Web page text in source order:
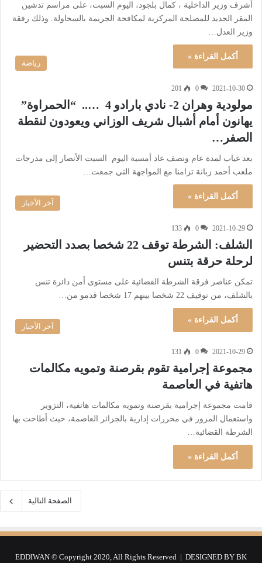
أشرف وزير الداخلية ، كمال بلجود، اليوم السبت، على مراسم تدشين
المقر الجديد للمصلحة المركزية لمكافحة الجريمة بالسحاولة. وذلك رفقة
وزير العدل…
أكمل القراءة »
رياضة
2021-10-30
0
201
مولودية وهران 2- نادي بارادو 4 ….. “الحمراوة”
يهانون أمام أشبال شريف الوزاني ويعودون لنقطة
الصفر…
بعد غياب لمدة عام ونصف عاد أمسية اليوم السبت الأنصار إلى مدرجات
ملعب أحمد زبانة تزامنا مع المواجهة التي جمعت…
أكمل القراءة »
آخر الأخبار
2021-10-29
0
133
الشلف: الشرطة توقف 22 شخصا بصدد التحضير
لرحلة حرقة بتنس
تمكن عناصر فرقة الشرطة القضائية على مستوى أمن دائرة تنس
بالشلف، من توقيف 22 شخصا بينهم 17 شخصا قدمو من…
أكمل القراءة »
آخر الأخبار
2021-10-29
0
131
مجموعة إجرامية تقوم بقرصنة وتمويه مكالمات
هاتفية في العاصمة
قامت مجموعة إجرامية بقرصنة وتمويه مكالمات هاتفية، التزوير
واستعمال المزور في محررات إدارية بالجزائر العاصمة، حيث أطاحت بها
الشرطة القضائية…
أكمل القراءة »
الصفحة التالية
EDDIWAN © Copyright 2020, All Rights Reserved | DESIGNED BY BK